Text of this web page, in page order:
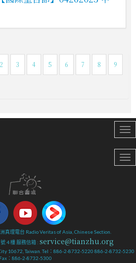
2 3 4 5 6 7 8 9
真理電台 Radio Veritas of Asia, Chinese Section.
4 樓 服務信箱 : service@tianzhu.org
10672, Taiwan. Tel：886-2-8732-5220 886-2-8732-5230
Fax：886-2-8732-5300